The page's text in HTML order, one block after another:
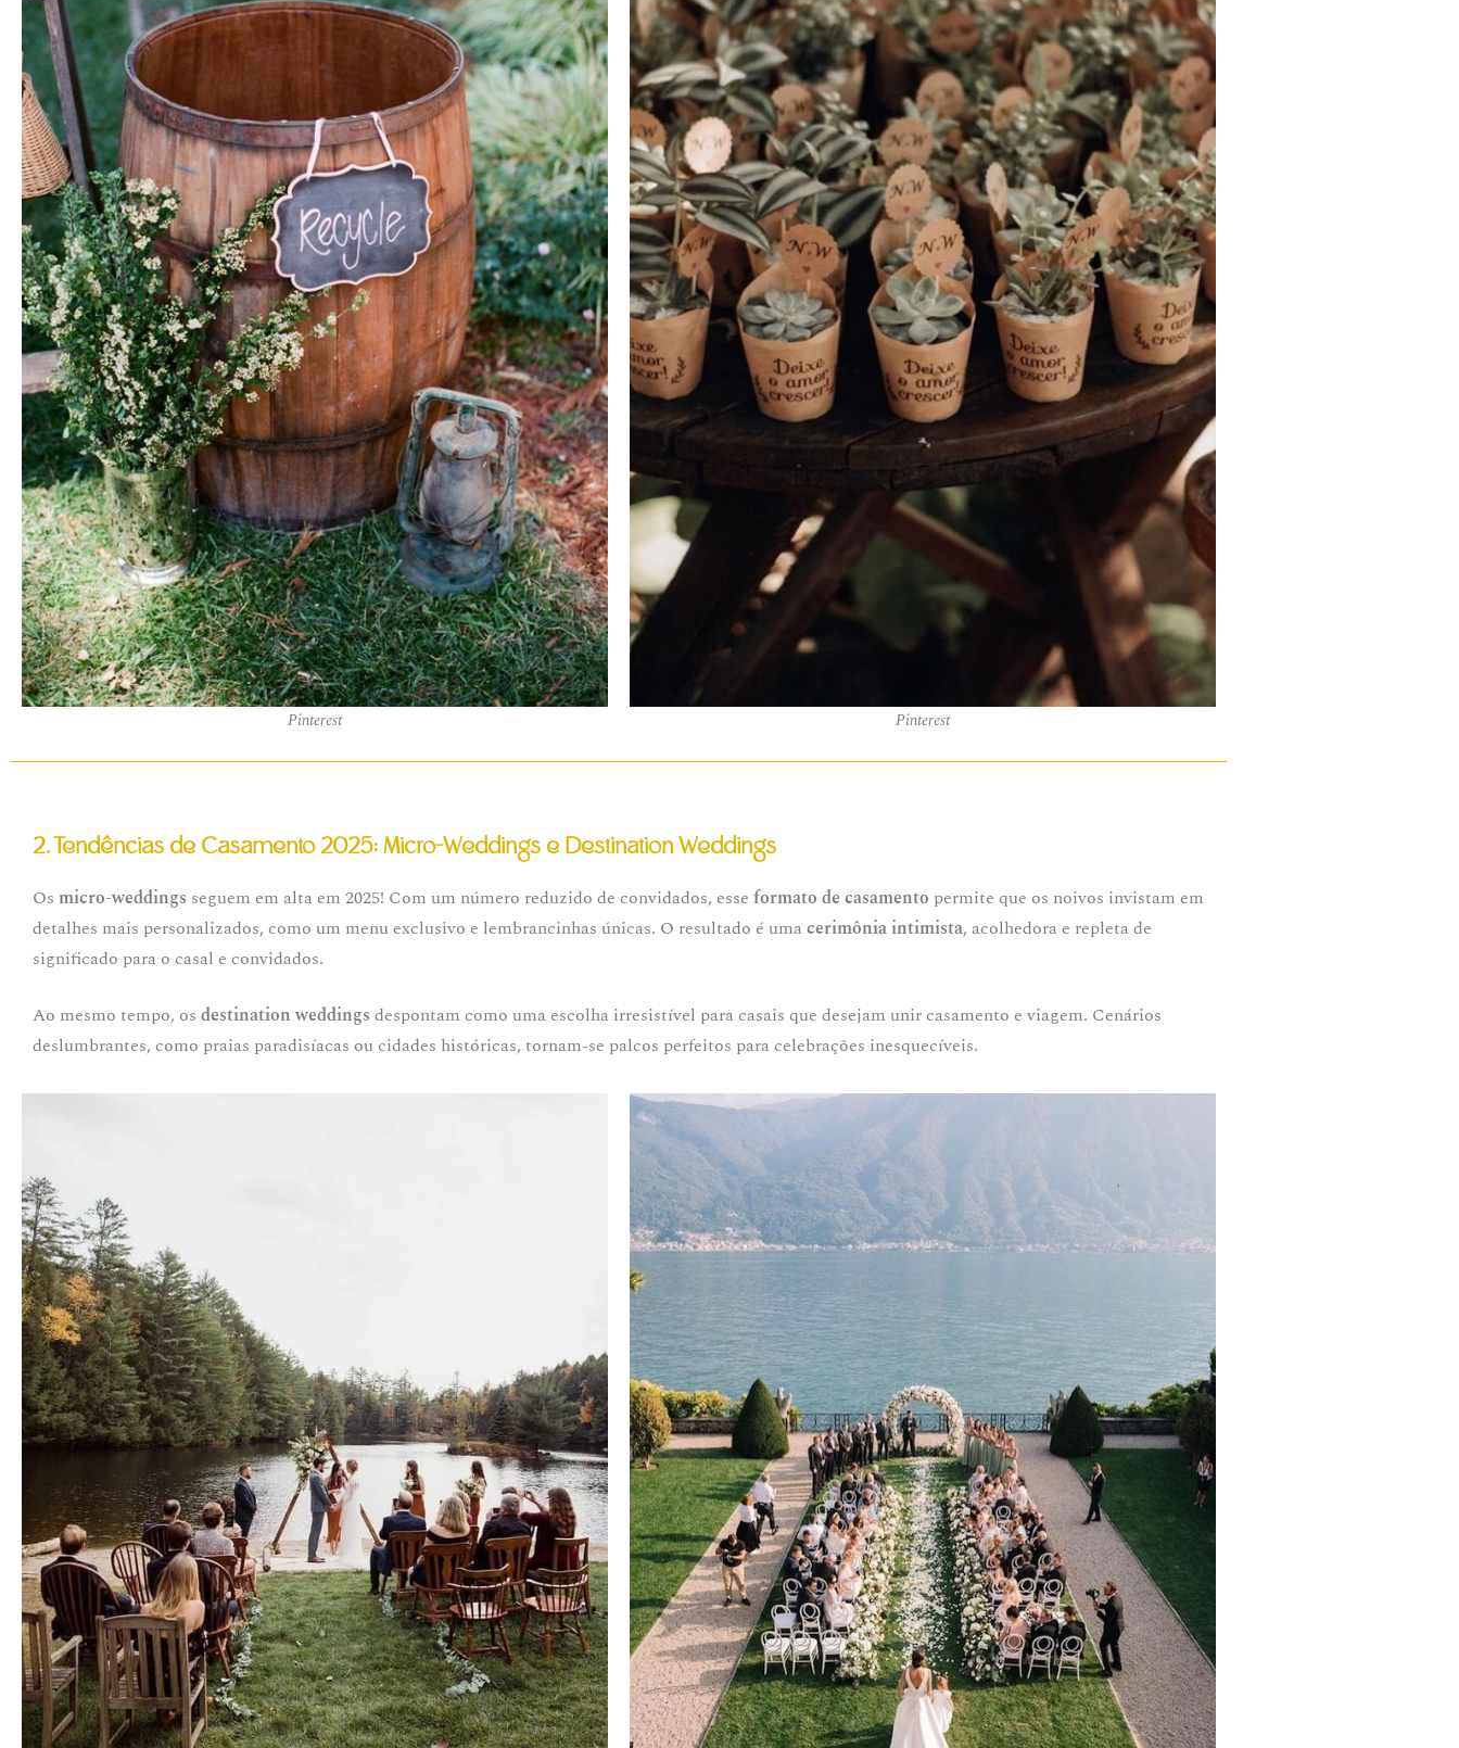
Pinterest Pinterest
2.Tendências de Casamento 2025:Micro-Weddings e Destination Weddings
Os micro-weddings seguem em alta em 2025! Com um número reduzido de convidados, esse formato de casamento permite que os noivos invistam em
detalhes mais personalizados, como um menu exclusivo e lembrancinhas únicas. O resultado é umacerimônia intimista, acolhedora e repleta de
significado para o casal e convidados.
Ao mesmo tempo, os destination weddings despontam como uma escolha irresistível para casais que desejam unir casamento e viagem. Cenários
deslumbrantes, como praias paradisíacas ou cidades históricas, tornam-se palcos perfeitos para celebrações inesquecíveis.